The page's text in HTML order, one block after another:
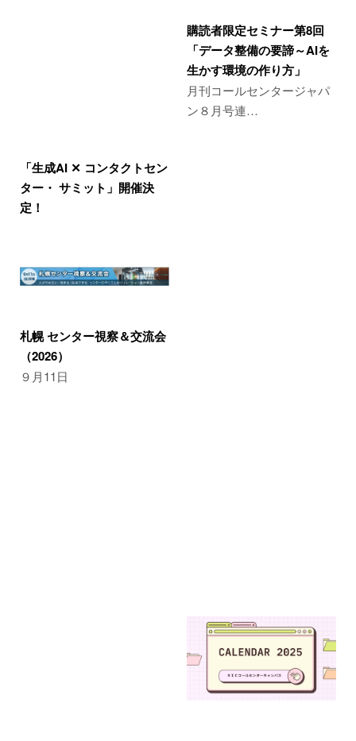
「生成AI ✕ コンタクトセン
ター・ サミット」開催決
定！
購読者限定セミナー第8回
「データ整備の要諦～AIを
生かす環境の作り方」
月刊コールセンタージャパ
ン８月号連…
札幌 センター視察＆交流会
（2026）
９月11日